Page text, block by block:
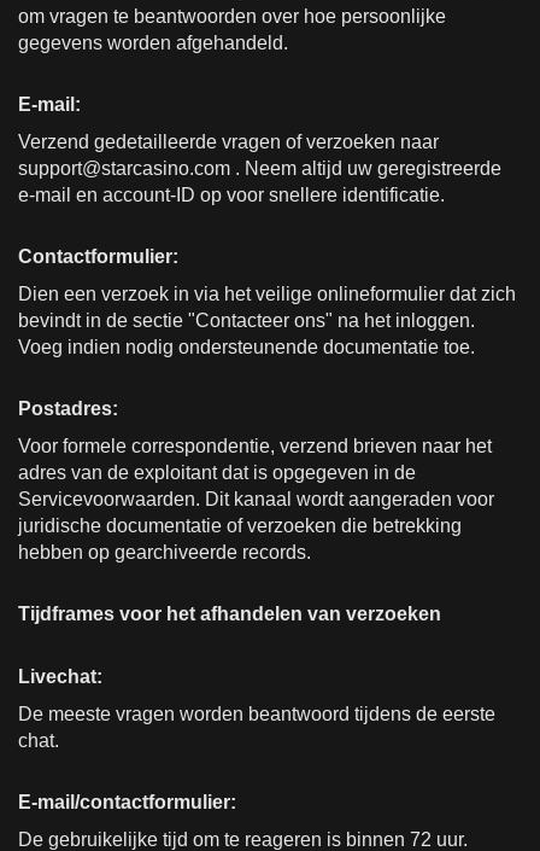
om vragen te beantwoorden over hoe persoonlijke
gegevens worden afgehandeld.
E-mail:
Verzend gedetailleerde vragen of verzoeken naar
support@starcasino.com . Neem altijd uw geregistreerde
e-mail en account-ID op voor snellere identificatie.
Contactformulier:
Dien een verzoek in via het veilige onlineformulier dat zich
bevindt in de sectie "Contacteer ons" na het inloggen.
Voeg indien nodig ondersteunende documentatie toe.
Postadres:
Voor formele correspondentie, verzend brieven naar het
adres van de exploitant dat is opgegeven in de
Servicevoorwaarden. Dit kanaal wordt aangeraden voor
juridische documentatie of verzoeken die betrekking
hebben op gearchiveerde records.
Tijdframes voor het afhandelen van verzoeken
Livechat:
De meeste vragen worden beantwoord tijdens de eerste
chat.
E-mail/contactformulier:
De gebruikelijke tijd om te reageren is binnen 72 uur.